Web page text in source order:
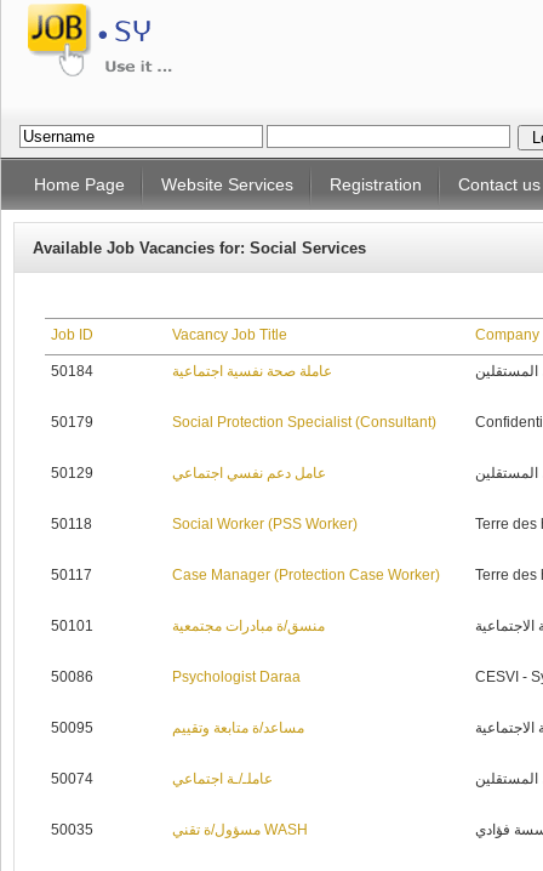
Home Page Website Services Registration Contact us
Available Job Vacancies for: Social Services
Job ID Vacancy Job Title Company
50184 عاملة صحة نفسية اجتماعية المستقلين
50179 Social Protection Specialist (Consultant)
50129 عامل دعم نفسي اجتماعي المستقلين
50118 Social Worker (PSS Worker) Terre des
50117 Case Manager (Protection Case Worker) Terre des
50101 منسق/ة مبادرات مجتمعية الاجتماعية
50086 Psychologist Daraa CESVI -
50095 مساعد/ة متابعة وتقييم الاجتماعية
50074 عاملـ/ـة اجتماعي المستقلين
50035 مسؤول/ة تقني WASH فؤادي